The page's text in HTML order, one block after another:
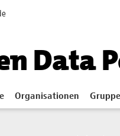
Data
Organisationen